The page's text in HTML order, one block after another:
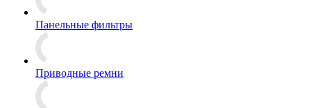
Панельные фильтры
Приводные ремни